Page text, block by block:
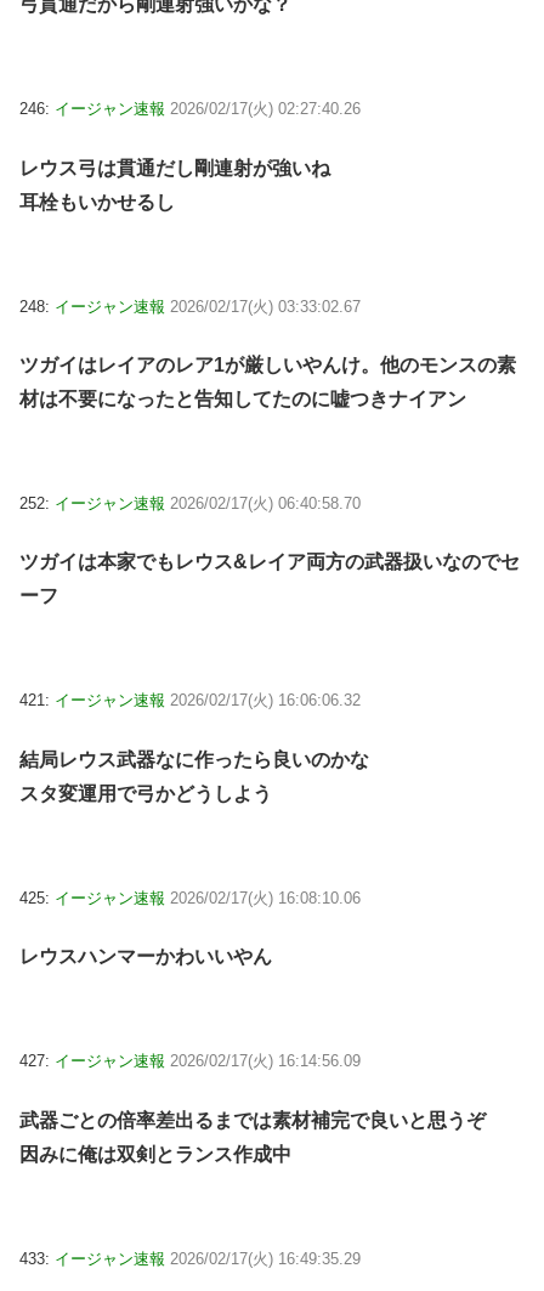
弓貫通だから剛連射強いかな？
246: イージャン速報 2026/02/17(火) 02:27:40.26
レウス弓は貫通だし剛連射が強いね
耳栓もいかせるし
248: イージャン速報 2026/02/17(火) 03:33:02.67
ツガイはレイアのレア1が厳しいやんけ。他のモンスの素
材は不要になったと告知してたのに嘘つきナイアン
252: イージャン速報 2026/02/17(火) 06:40:58.70
ツガイは本家でもレウス&レイア両方の武器扱いなのでセ
ーフ
421: イージャン速報 2026/02/17(火) 16:06:06.32
結局レウス武器なに作ったら良いのかな
スタ変運用で弓かどうしよう
425: イージャン速報 2026/02/17(火) 16:08:10.06
レウスハンマーかわいいやん
427: イージャン速報 2026/02/17(火) 16:14:56.09
武器ごとの倍率差出るまでは素材補完で良いと思うぞ
因みに俺は双剣とランス作成中
433: イージャン速報 2026/02/17(火) 16:49:35.29